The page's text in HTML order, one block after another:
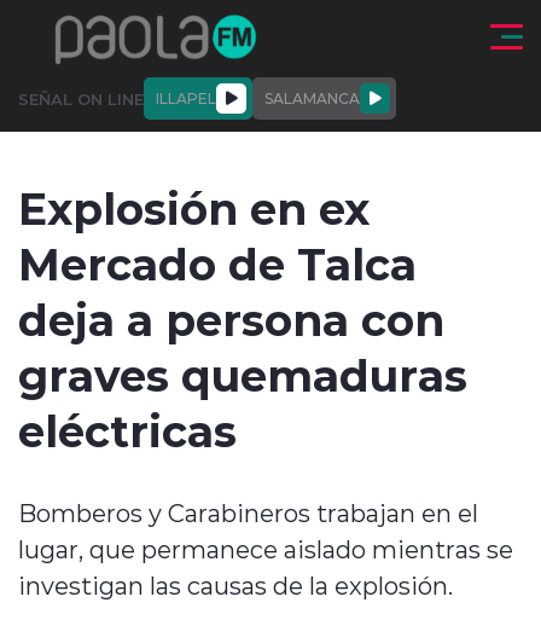
Click acá para ir directamente al contenido
SEÑAL ON LINE ILLAPEL SALAMANCA
ACTUALIDAD
modo claro
Explosión en ex
Mercado de Talca
deja a persona con
graves quemaduras
eléctricas
Bomberos y Carabineros trabajan en el
lugar, que permanece aislado mientras se
investigan las causas de la explosión.